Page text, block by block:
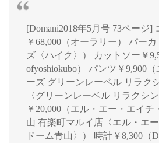
[Domani2018年5月号 73ページ]
￥68,000（オーラリー） パー
ズ〈ハイク〉） カットソー￥
ofyoshiokubo） パンツ￥9,900
ーズ グリーンレーベル リラク
〈グリーンレーベル リラクシ
￥20,000（エル・エー・エイ
山 有楽町マルイ店〈エル・エ
ドーム青山〉） 時計￥8,300（